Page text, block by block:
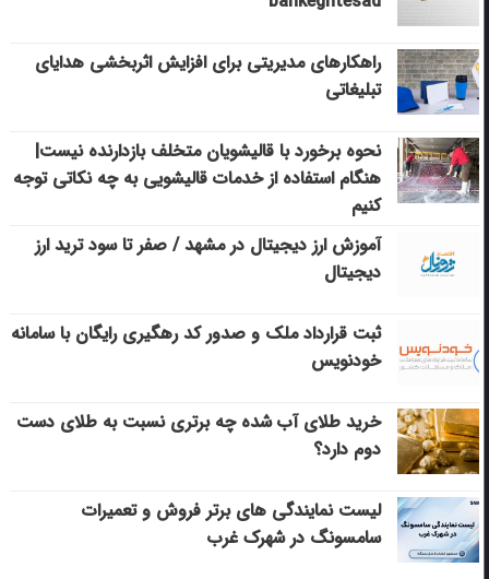
راهکارهای مدیریتی برای افزایش اثربخشی هدایای
تبلیغاتی
نحوه برخورد با قالیشویان متخلف بازدارنده نیست|
هنگام استفاده از خدمات قالیشویی به چه نکاتی توجه
کنیم
آموزش ارز دیجیتال در مشهد / صفر تا سود ترید ارز
دیجیتال
ثبت قرارداد ملک و صدور کد رهگیری رایگان با سامانه
خودنویس
خرید طلای آب شده چه برتری نسبت به طلای دست
دوم دارد؟
لیست نمایندگی های برتر فروش و تعمیرات
سامسونگ در شهرک غرب